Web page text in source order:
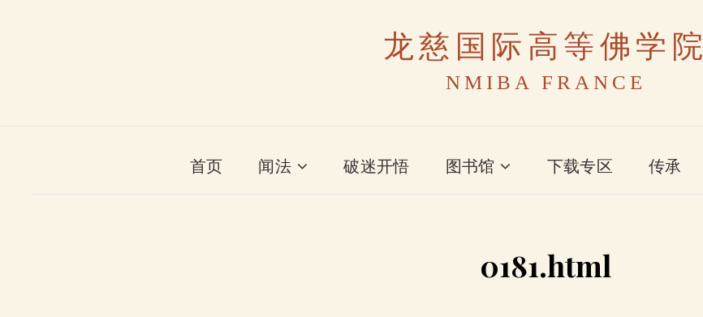
龙慈国际高等佛学院
NMIBA FRANCE
首页 闻法 破迷开悟 图书馆 下载专区 传承
0181.html